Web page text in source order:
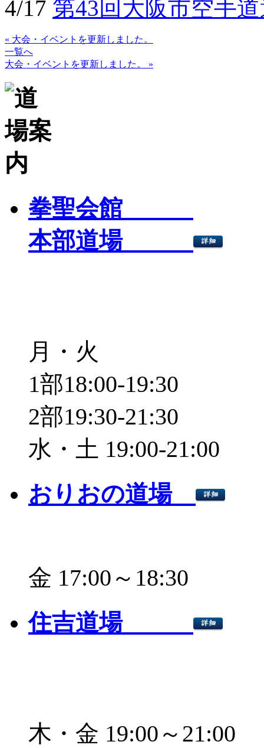
4/17 第43回大阪市空手
« 大会・イベントを更新しました。
一覧へ
大会・イベントを更新しました。 »
拳聖会館
本部道場
月・火
1部18:00-19:30
2部19:30-21:30
水・土 19:00-21:00
おりおの道場
金 17:00～18:30
住吉道場
木・金 19:00～21:00